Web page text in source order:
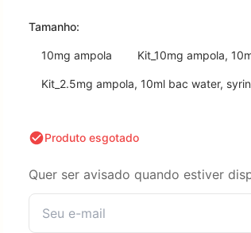
Tamanho:
10mg ampola Kit_10mg ampola,
Kit_2.5mg ampola, 10ml bac water,
Produto esgotado
Quer ser avisado quando estiver